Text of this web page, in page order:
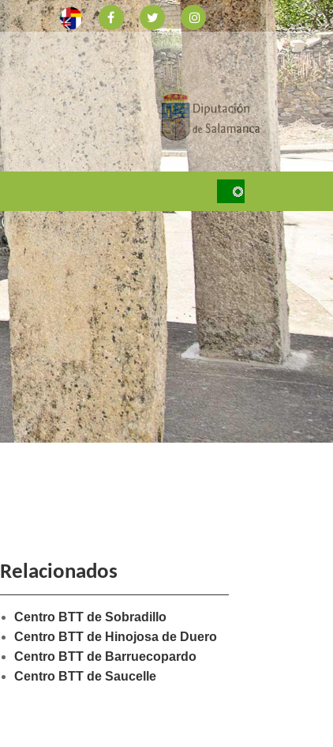
Relacionados
Centro BTT de Sobradillo
Centro BTT de Hinojosa de Duero
Centro BTT de Barruecopardo
Centro BTT de Saucelle